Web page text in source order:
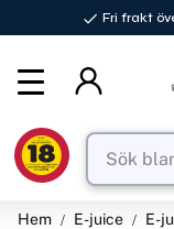
Fri frakt
Hem E-juice E-